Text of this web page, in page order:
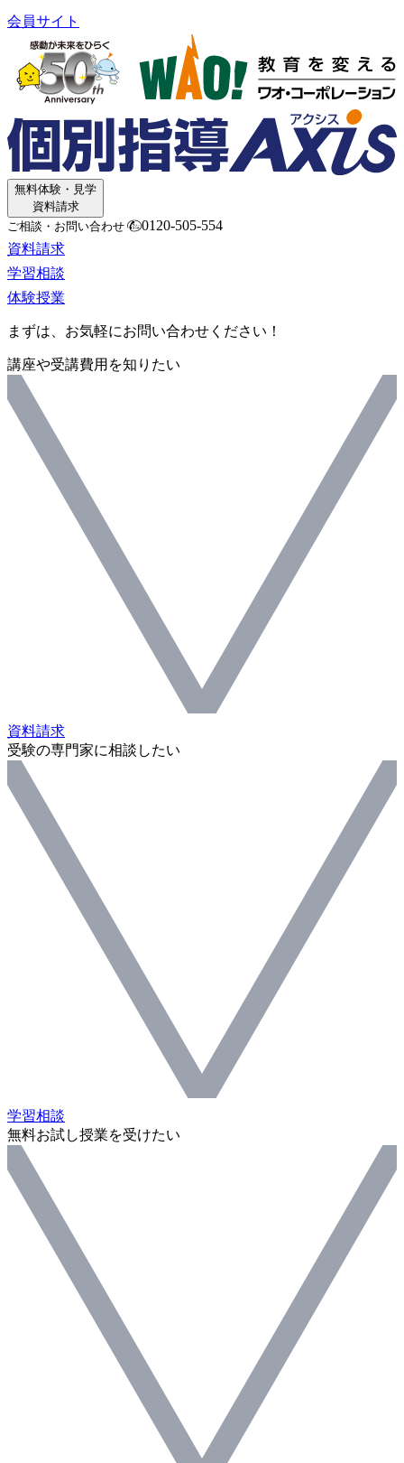
会員サイト
無料体験・見学
資料請求
ご相談・お問い合わせ
0120-505-554
資料請求
学習相談
体験授業
まずは、お気軽にお問い合わせください！
講座や受講費用を知りたい
資料請求
受験の専門家に相談したい
学習相談
無料お試し授業を受けたい